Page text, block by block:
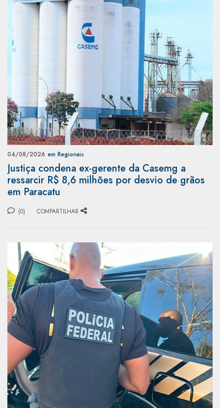
04/08/2026 em Regionais
Justiça condena ex-gerente da Casemg a
ressarcir R$ 8,6 milhões por desvio de grãos
em Paracatu
(0) COMPARTILHAR